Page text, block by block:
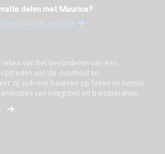
delen met Maurice?
naar de redactie
van het bevorderen van een
van de overheid en
zij zich niet baseren op feiten en kennis
van integriteit en transparantie.